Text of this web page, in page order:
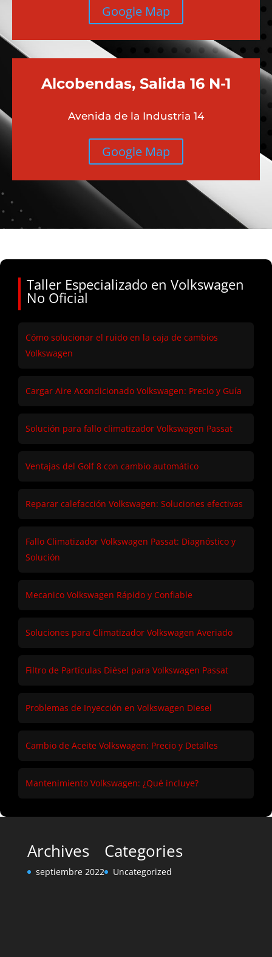
Google Map
Alcobendas, Salida 16 N-1
Avenida de la Industria 14
Google Map
Taller Especializado en Volkswagen
No Oficial
Cómo solucionar el ruido en la caja de cambios
Volkswagen
Cargar Aire Acondicionado Volkswagen: Precio y Guía
Solución para fallo climatizador Volkswagen Passat
Ventajas del Golf 8 con cambio automático
Reparar calefacción Volkswagen: Soluciones efectivas
Fallo Climatizador Volkswagen Passat: Diagnóstico y
Solución
Mecanico Volkswagen Rápido y Confiable
Soluciones para Climatizador Volkswagen Averiado
Filtro de Partículas Diésel para Volkswagen Passat
Problemas de Inyección en Volkswagen Diesel
Cambio de Aceite Volkswagen: Precio y Detalles
Mantenimiento Volkswagen: ¿Qué incluye?
Archives
septiembre 2022
Categories
Uncategorized